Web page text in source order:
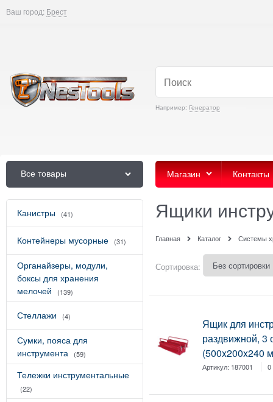
Ваш город: Брест
Например: Генератор
Все товары Магазин Контакты
Канистры (41)
Контейнеры мусорные (31)
Органайзеры, модули,
боксы для хранения
мелочей
(139)
Стеллажи (4)
Сумки, пояса для
инструмента
(59)
Тележки инструментальные
(22)
Ящики
Главная Каталог Системы
Сортировка:
Ящик для
раздвижной, 3
(500x200x240
Артикул: 187001 0